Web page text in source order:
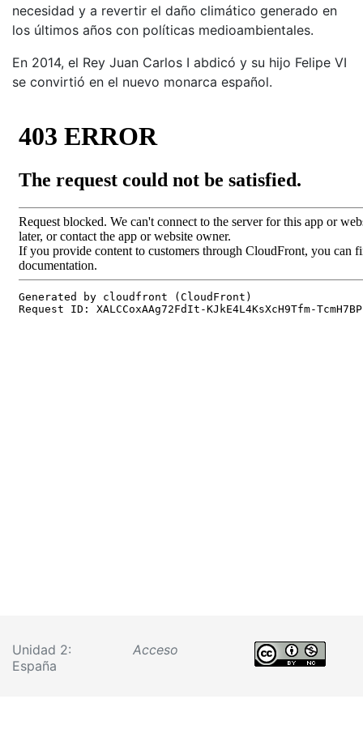
necesidad y a revertir el daño climático generado en
los últimos años con políticas medioambientales.
En 2014, el Rey Juan Carlos I abdicó y su hijo Felipe VI
se convirtió en el nuevo monarca español.
Unidad 2:
España
Acceso